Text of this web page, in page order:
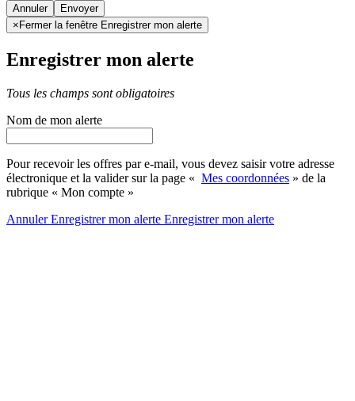
Annuler
× Fermer la fenêtre Enregistrer mon alerte
Enregistrer mon alerte
Tous les champs sont obligatoires
Nom de mon alerte
Pour recevoir les offres par e-mail, vous devez saisir votre adresse
électronique et la valider sur la page « Mes coordonnées » de la
rubrique « Mon compte »
AnnulerEnregistrer mon alerte Enregistrermon alerte